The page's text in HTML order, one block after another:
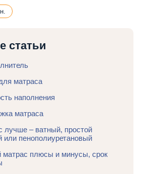
статьи
матраса
наполнения
матраса
лучше – ватный, простой
или пенополиуретановый
матрас плюсы и минусы, срок